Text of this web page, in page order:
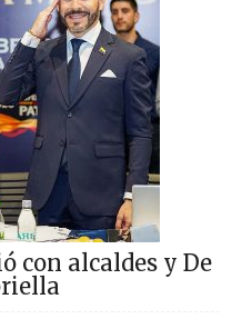
con alcaldes y De